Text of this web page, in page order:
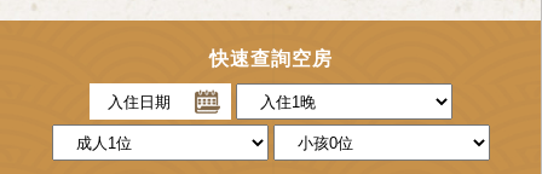
快速查詢空房
入住日期